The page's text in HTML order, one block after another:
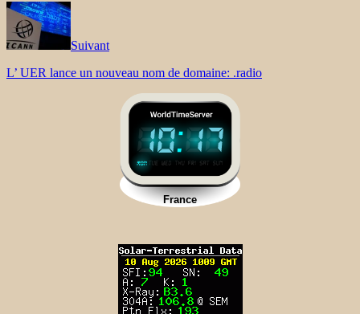
Suivant
L’ UER lance un nouveau nom de domaine: .radio